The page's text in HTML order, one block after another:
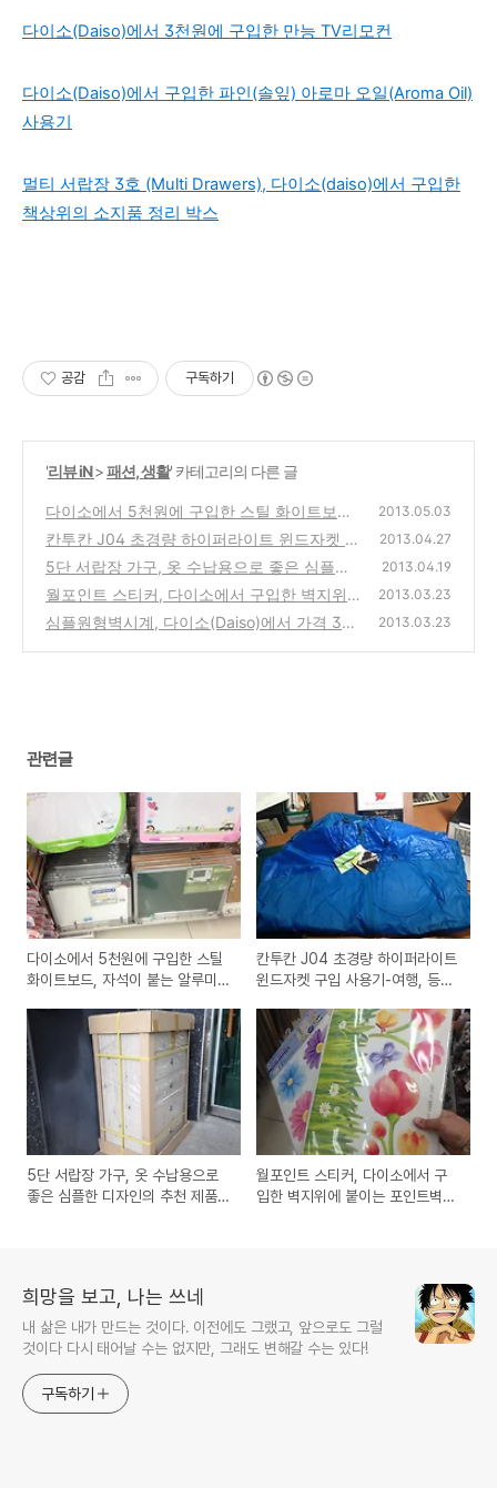
다이소(Daiso)에서 3천원에 구입한 만능 TV리모컨
다이소(Daiso)에서 구입한 파인(솔잎) 아로마 오일(Aroma Oil)
사용기
멀티 서랍장 3호 (Multi Drawers), 다이소(daiso)에서 구입한
책상위의 소지품 정리 박스
공감 구독하기
'리뷰 iN>패션, 생활' 카테고리의 다른 글
다이소에서 5천원에 구입한 스틸 화이트보드,
자석이 붙는 알루미늄 프레임 재질의 추천 제
품 구입 사용기
(0)
2013.05.03
칸투칸 J04 초경량 하이퍼라이트 윈드자켓 구
입 사용기-여행, 등산, 자전거용 방풍, 방수용
추천 제품
(0)
2013.04.27
5단 서랍장 가구, 옷 수납용으로 좋은 심플한
디자인의 추천 제품 인터넷에서 구입 사용후기
(0)
2013.04.19
월포인트 스티커, 다이소에서 구입한 벽지위에
붙이는 포인트벽지같은 스티커제품 구입 사용
2013.03.23
심플원형벽시계, 다이소(Daiso)에서 가격 3천
2013.03.23
관련글
다이소에서 5천원에 구입한 스틸
화이트보드, 자석이 붙는 알루미
사용기
칸투칸 J04 초경량 하이퍼라이트
윈드자켓 구입 사용기-여행, 등산,
5단 서랍장 가구, 옷 수납용으로
좋은 심플한 디자인의 추천 제품
월포인트 스티커, 다이소에서 구
입한 벽지위에 붙이는 포인트벽지
희망을 보고, 나는 쓰네
내 삶은 내가 만드는 것이다. 이전에도 그랬고, 앞으로도 그럴
것이다 다시 태어날 수는 없지만, 그래도 변해갈 수는 있다!
구독하기